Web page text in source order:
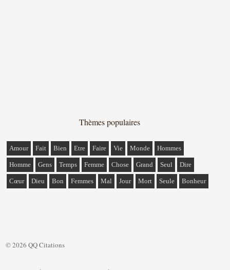
Thèmes populaires
Amour Fait Bien Etre Faire Vie Monde Hommes
Homme Gens Temps Femme Chose Grand Seul Dire
Cœur Dieu Bon Femmes Mal Jour Mort Seule Bonheur
© 2026 QQ Citations